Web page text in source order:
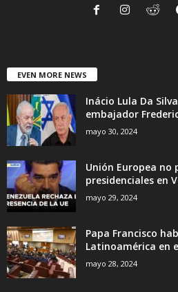
EVEN MORE NEWS
Inácio Lula Da
embajador
mayo 30, 2024
Unión Europea no
presidenciales en
mayo 29, 2024
Papa Francisco
Latinoamérica en
mayo 28, 2024